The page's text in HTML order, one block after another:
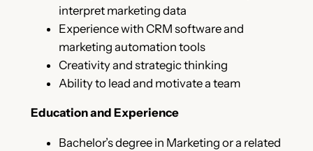
interpret marketing data
Experience with CRM software and
marketing automation tools
Creativity and strategic thinking
Ability to lead and motivate a team
Education and Experience
Bachelor’s degree in Marketing or a related